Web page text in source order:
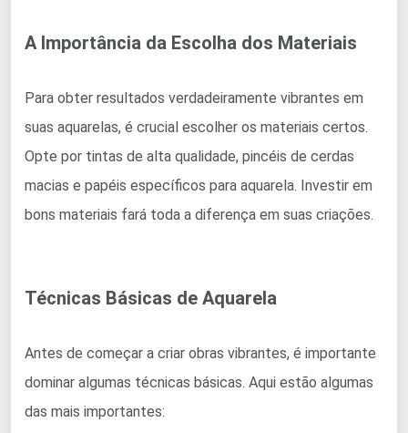
A Importância da Escolha dos Materiais
Para obter resultados verdadeiramente vibrantes em
suas aquarelas, é crucial escolher os materiais certos.
Opte por tintas de alta qualidade, pincéis de cerdas
macias e papéis específicos para aquarela. Investir em
bons materiais fará toda a diferença em suas criações.
Técnicas Básicas de Aquarela
Antes de começar a criar obras vibrantes, é importante
dominar algumas técnicas básicas. Aqui estão algumas
das mais importantes: